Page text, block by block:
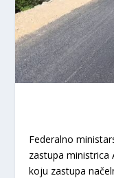
Federalno
zastupa ministrica
koju zastupa